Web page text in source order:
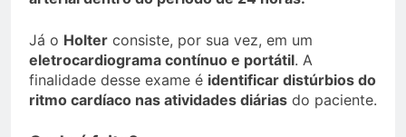
Já o Holter consiste, por sua vez, em um
eletrocardiograma contínuo e portátil. A
finalidade desse exame é identificar distúrbios do
ritmo cardíaco nas atividades diárias do paciente.